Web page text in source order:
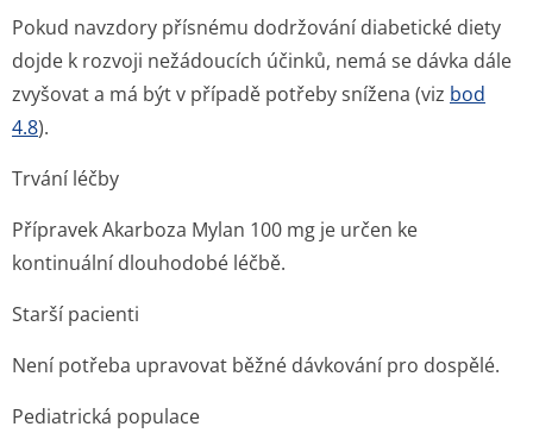
Pokud navzdory přísnému dodržování diabetické diety
dojde k rozvoji nežádoucích účinků, nemá se dávka dále
zvyšovat a má být v případě potřeby snížena (viz bod
4.8).
Trvání léčby
Přípravek Akarboza Mylan 100 mg je určen ke
kontinuální dlouhodobé léčbě.
Starší pacienti
Není potřeba upravovat běžné dávkování pro dospělé.
Pediatrická populace